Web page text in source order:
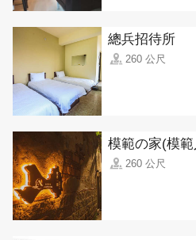
總兵招待所
260 公尺
模範の家(模
260 公尺